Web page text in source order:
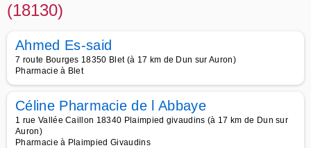
(18130)
Ahmed Es-said
7 route Bourges 18350 Blet (à 17 km de Dun sur Auron)
Pharmacie à Blet
Céline Pharmacie de l Abbaye
1 rue Vallée Caillon 18340 Plaimpied givaudins (à 17 km de Dun sur
Auron)
Pharmacie à Plaimpied Givaudins